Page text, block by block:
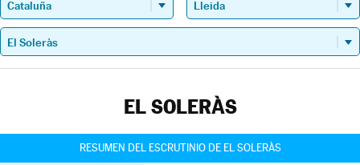
EL SOLERÀS
RESUMEN DEL ESCRUTINIO DE EL SOLERÀS